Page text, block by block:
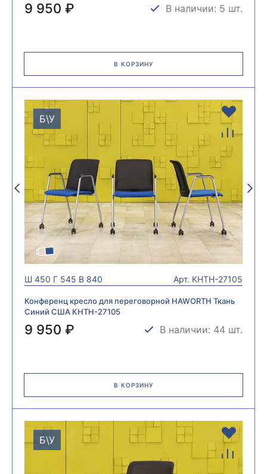
9 950 ₽ В наличии: 5 шт.
В КОРЗИНУ
Б\У
Ш 450 Г 545 В 840 Арт. КНТН-27105
Конференц кресло для переговорной HAWORTH Ткань
Синий США КНТН-27105
9 950 ₽ В наличии: 44 шт.
В КОРЗИНУ
Б\У